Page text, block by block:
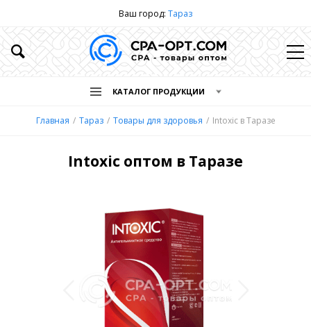
Ваш город: Тараз
КАТАЛОГ ПРОДУКЦИИ
Главная Тараз Товары для здоровья Intoxic в Таразе
Intoxic оптом в Таразе